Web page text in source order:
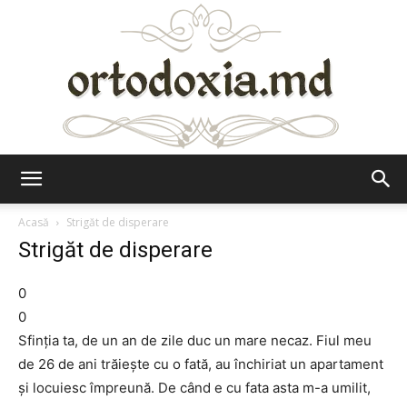
Acasă
Strigăt de disperare
Strigăt de disperare
0
0
Sfinţia ta, de un an de zile duc un mare necaz. Fiul meu
de 26 de ani trăieşte cu o fată, au închiriat un apartament
şi locuiesc împreună. De când e cu fata asta m-a umilit,